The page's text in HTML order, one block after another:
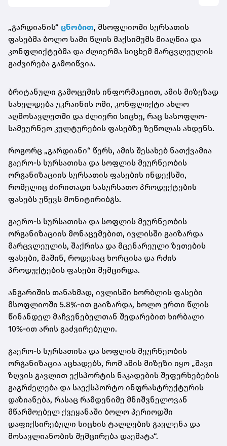
„გარდიანის“ ცნობით, მსოფლიოში სურსათის
ფასებმა ბოლო სამი წლის მაქსიმუმს მიაღწია და
კონფლიქტებმა და ძლიერმა სიცხემ მარცვლეულის
გაძვირება გამოიწვია.
ბრიტანული გამოცემის ინფორმაციით, ამის მიზეზად
სახელდება უკრაინის ომი, კონფლიქტი ახლო
აღმოსავლეთში და ძლიერი სიცხე, რაც სასოფლო-
სამეურნეო კულტურების ფასებზე ზეწოლას ახდენს.
როგორც „გარდიანი“ წერს, ამის შესახებ ნათქვამია
გაერო-ს სურსათისა და სოფლის მეურნეობის
ორგანიზაციის სურსათის ფასების ინდექსში,
რომელიც ძირითადი სასურსათო პროდუქტების
ფასებს უწევს მონიტირიბგს.
გაერო-ს სურსათისა და სოფლის მეურნეობის
ორგანიზაციის მონაცემებით, ივლისში გაიზარდა
მარცვლეულის, შაქრისა და მცენარეული ზეთების
ფასები, მაშინ, როდესაც ხორცისა და რძის
პროდუქტების ფასები შემცირდა.
ანგარიშის თანახმად, ივლისში ხორბლის ფასები
მსოფლიოში 5.8%-ით გაიზარდა, ხოლო ერთი წლის
წინანდელ მაჩვენებელთან შედარებით ხირბალი
10%-ით არის გაძვირებული.
გაერო-ს სურსათისა და სოფლის მეურნეობის
ორგანიზაცია აცხადებს, რომ ამის მიზეზი იყო „შავი
ზღვის გავლით ექსპორტის ნაკადების შეფერხებების
გაგრძელება და საექსპორტო ინფრასტრუქტურის
დაზიანება, რასაც რამდენიმე მნიშვნელოვან
მწარმოებელ ქვეყანაში ბოლო პერიოდში
დაფიქსირებული სიცხის ტალღების გავლენა და
მოსავლიანობის შემცირება დაემატა“.